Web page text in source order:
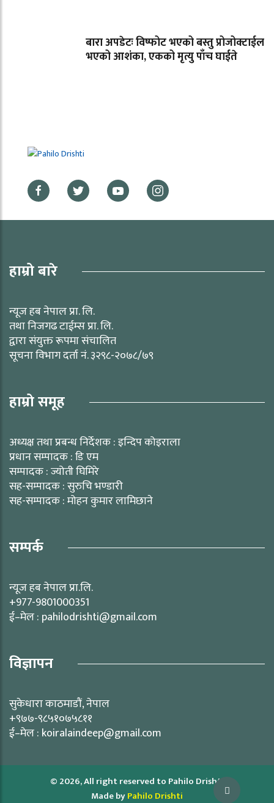
बारा अपडेटः विष्फोट भएको बस्तु प्रोजोक्टाईल
भएको आशंका, एकको मृत्यु पाँच घाईते
हाम्रो बारे
न्यूज हब नेपाल प्रा. लि.
तथा निजगढ टाईम्स प्रा. लि.
द्वारा संयुक्त रूपमा संचालित
सूचना विभाग दर्ता नं. ३२९८-२०७८/७९
हाम्रो समूह
अध्यक्ष तथा प्रबन्ध निर्देशक : इन्दिप कोइराला
प्रधान सम्पादक : डि एम
सम्पादक : ज्योती घिमिरे
सह-सम्पादक : सुरुचि भण्डारी
सह-सम्पादक : मोहन कुमार लामिछाने
सम्पर्क
न्यूज हब नेपाल प्रा.लि.
+977-9801000351
ई–मेल : pahilodrishti@gmail.com
विज्ञापन
सुकेधारा काठमाडौं, नेपाल
+९७७-९८५१०७५८११
ई–मेल : koiralaindeep@gmail.com
© 2026, All right reserved to Pahilo Drishti
Made byPahilo Drishti